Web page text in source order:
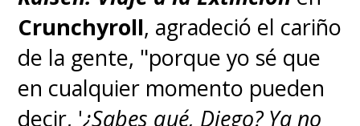
Crunchyroll, agradeció el cariño
de la gente, "porque yo sé que
en cualquier momento pueden
decir, '¿Sabes qué, Diego? Ya no